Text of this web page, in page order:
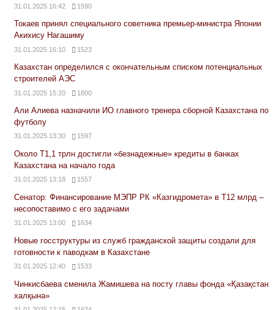
31.01.2025 16:42 1590
Токаев принял специального советника премьер-министра Японии
Акихису Нагашиму
31.01.2025 16:10 1523
Казахстан определился с окончательным списком потенциальных
строителей АЭС
31.01.2025 15:20 1800
Али Алиева назначили ИО главного тренера сборной Казахстана по
футболу
31.01.2025 13:30 1597
Около Т1,1 трлн достигли «безнадежные» кредиты в банках
Казахстана на начало года
31.01.2025 13:18 1557
Сенатор: Финансирование МЭПР РК «Казгидромета» в Т12 млрд –
несопоставимо с его задачами
31.01.2025 13:00 1634
Новые госструктуры из служб гражданской защиты создали для
готовности к паводкам в Казахстане
31.01.2025 12:40 1533
Чинкисбаева сменила Жамишева на посту главы фонда «Қазақстан
халқына»